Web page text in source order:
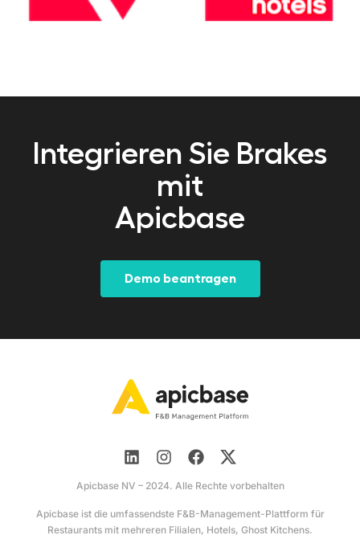
Integrieren Sie Brakes
mit
Apicbase
Demo beantragen
Apicbase NV – 2024. Alle Rechte vorbehalten
Apicbase ist die umfassendste F&B-Management-Plattform für
Restaurants mit mehreren Filialen, Hotels, Ghost Kitchens.